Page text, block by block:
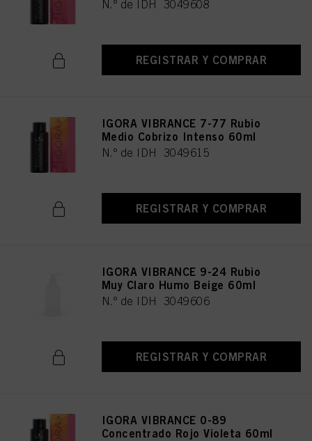
N.º de IDH 3049608
REGISTRAR Y COMPRAR
IGORA VIBRANCE 7-77 Rubio
Medio Cobrizo Intenso 60ml
N.º de IDH 3049615
REGISTRAR Y COMPRAR
IGORA VIBRANCE 9-24 Rubio
Muy Claro Humo Beige 60ml
N.º de IDH 3049606
REGISTRAR Y COMPRAR
IGORA VIBRANCE 0-89
Concentrado Rojo Violeta 60ml